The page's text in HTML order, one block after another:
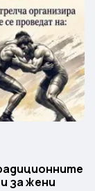
за жени